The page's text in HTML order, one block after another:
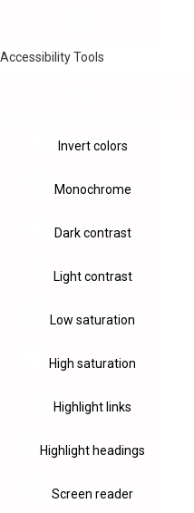
Accessibility Tools
Invert colors
Monochrome
Dark contrast
Light contrast
Low saturation
High saturation
Highlight links
Highlight headings
Screen reader